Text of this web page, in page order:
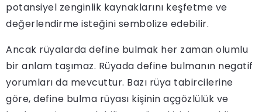
potansiyel zenginlik kaynaklarını keşfetme ve
değerlendirme isteğini sembolize edebilir.
Ancak rüyalarda define bulmak her zaman olumlu
bir anlam taşımaz. Rüyada define bulmanın negatif
yorumları da mevcuttur. Bazı rüya tabircilerine
göre, define bulma rüyası kişinin açgözlülük ve